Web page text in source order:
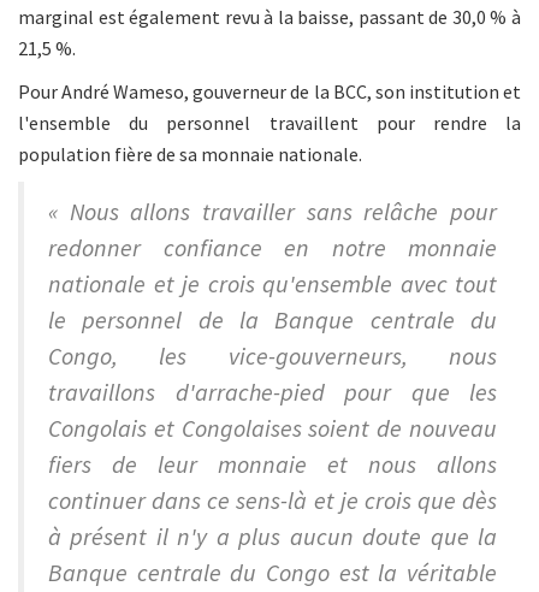
marginal est également revu à la baisse, passant de 30,0 % à
21,5 %.
Pour André Wameso, gouverneur de la BCC, son institution et
l'ensemble du personnel travaillent pour rendre la
population fière de sa monnaie nationale.
« Nous allons travailler sans relâche pour
redonner confiance en notre monnaie
nationale et je crois qu'ensemble avec tout
le personnel de la Banque centrale du
Congo, les vice-gouverneurs, nous
travaillons d'arrache-pied pour que les
Congolais et Congolaises soient de nouveau
fiers de leur monnaie et nous allons
continuer dans ce sens-là et je crois que dès
à présent il n'y a plus aucun doute que la
Banque centrale du Congo est la véritable